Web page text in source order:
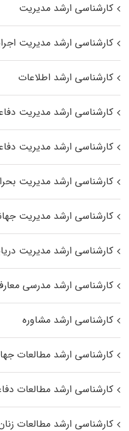
کارشناسی ارشد مدیریت
کارشناسی ارشد مدیریت
کارشناسی ارشد اطلاعات
کارشناسی ارشد مدیریت
کارشناسی ارشد مدیریت
کارشناسی ارشد مدیریت
کارشناسی ارشد مدیریت
کارشناسی ارشد مدیریت
کارشناسی ارشد مدرسی
کارشناسی ارشد مشاوره
کارشناسی ارشد مطالعات
کارشناسی ارشد مطالعات
کارشناسی ارشد مطالعات